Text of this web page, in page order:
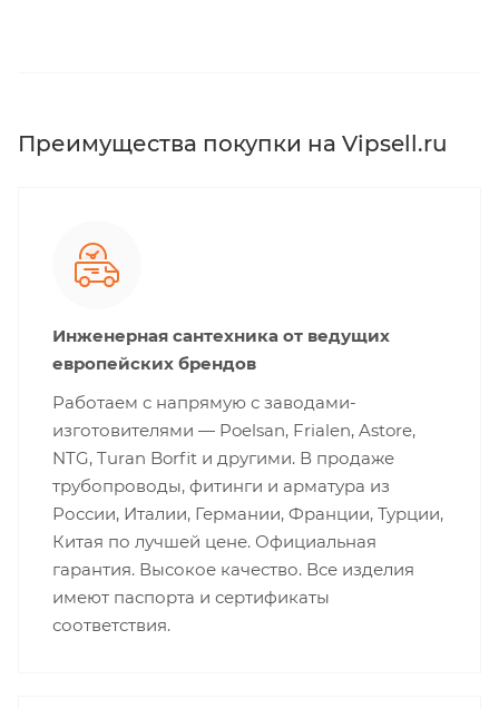
Преимущества покупки на Vipsell.ru
Инженерная сантехника от ведущих
европейских брендов
Работаем с напрямую с заводами-
изготовителями — Poelsan, Frialen, Astore,
NTG, Turan Borfit и другими. В продаже
трубопроводы, фитинги и арматура из
России, Италии, Германии, Франции, Турции,
Китая по лучшей цене. Официальная
гарантия. Высокое качество. Все изделия
имеют паспорта и сертификаты
соответствия.